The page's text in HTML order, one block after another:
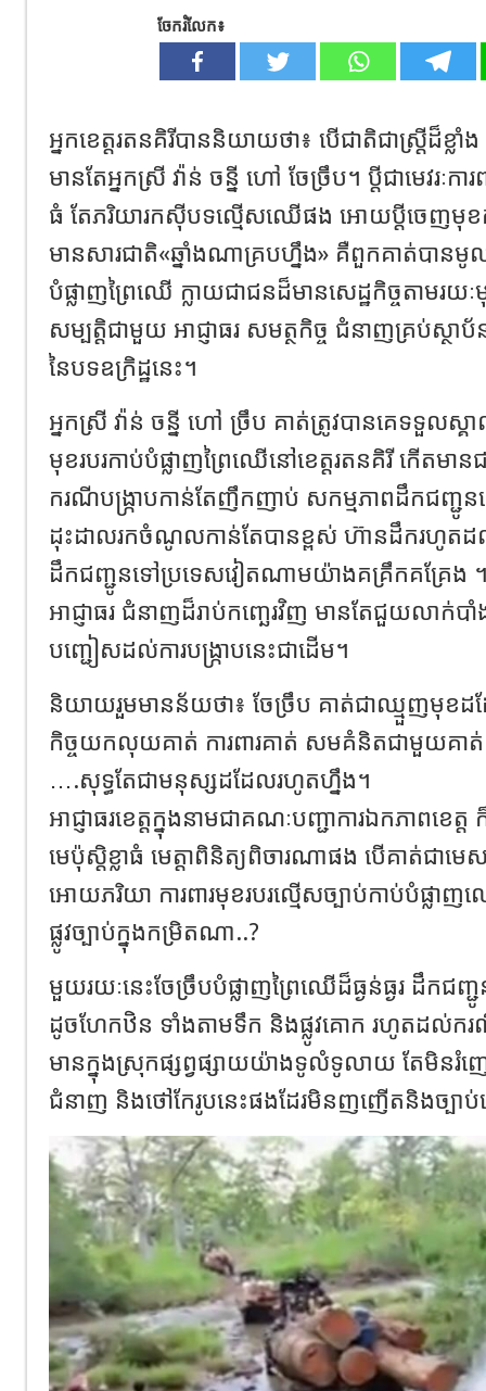
ចែករំលែក៖
អ្នកខេត្តរតនគិរីបាននិយាយថា៖ បើជាតិជាស្ត្រីដ៏ខ្ល
មានតែអ្នកស្រី វ៉ាន់ ចន្នី ហៅ ចែច្រឹប។ ប្តីជាមេវរៈកា
ធំ តែភរិយារកសុីបទល្មើសឈើផង អោយប្តីចេញមុខ
មានសារជាតិ«ឆ្នាំងណាគ្របហ្នឹង» គឺពួកគាត់បានមូ
បំផ្លាញព្រៃឈើ ក្លាយជាជនដ៏មានសេដ្ឋកិច្ចតាមរ
សម្បត្តិជាមួយ អាជ្ញាធរ សមត្ថកិច្ច ជំនាញគ្រប់ស្ថ
នៃបទឧក្រិដ្ឋនេះ។
អ្នកស្រី វ៉ាន់ ចន្នី ហៅ ច្រឹប គាត់ត្រូវបានគេទទួលស្
មុខរបរកាប់បំផ្លាញព្រៃឈើនៅខេត្តរតនគិរី កើតមាន
ករណីបង្ក្រាបកាន់តែញឹកញាប់ សកម្មភាពដឹកជញ្ជូ
ដុះដាលរកចំណូលកាន់តែបានខ្ពស់ ហ៊ានដឹករហូតដ
ដឹកជញ្ជូនទៅប្រទេសវៀតណាមយ៉ាងគគ្រឹកគគ្រែង
អាជ្ញាធរ ជំនាញដ៏រាប់កញ្ឆេរវិញ មានតែជួយលាក់
បញ្ជៀសដល់ការបង្ក្រាបនេះជាដើម។
និយាយរួមមានន័យថា៖ ចែច្រឹប គាត់ជាឈ្មួញមុខដ
កិច្ចយកលុយគាត់ ការពារគាត់ សមគំនិតជាមួយគាត់
….សុទ្ធតែជាមនុស្សដដែលរហូតហ្នឹង។
អាជ្ញាធរខេត្តក្នុងនាមជាគណៈបញ្ជាការឯកភាពខេ
មេប៉ុស្តិខ្លាធំ មេត្តាពិនិត្យពិចារណាផង បើគាត់ជាម
អោយភរិយា ការពារមុខរបរល្មើសច្បាប់កាប់បំផ្ល
ផ្លូវច្បាប់ក្នុងកម្រិតណា..?
មួយរយៈនេះចែច្រឹបបំផ្លាញព្រៃឈើដ៏ធ្ងន់ធ្ងរ ដឹក
ដូចហែកឋិន ទាំងតាមទឹក និងផ្លូវគោក រហូតដល់ករណី
មានក្នុងស្រុកផ្សព្វផ្សាយយ៉ាងទូលំទូលាយ តែមិនរំញោ
ជំនាញ និងថៅកែរូបនេះផងដែរមិនញញើតនិងច្បា